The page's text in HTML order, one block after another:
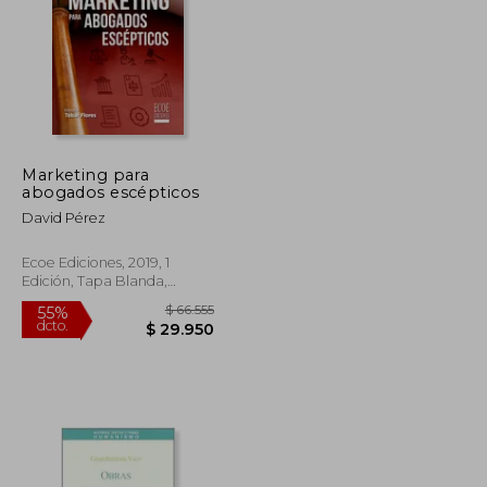
$ 194.372
$ 116.623
50%
Marketing para
abogados escépticos
David Pérez
Ecoe Ediciones, 2019, 1
Edición, Tapa Blanda,
Nuevo